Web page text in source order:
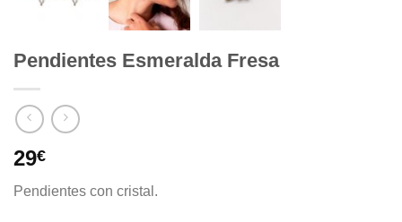
Pendientes Esmeralda Fresa
29€
Pendientes con cristal.